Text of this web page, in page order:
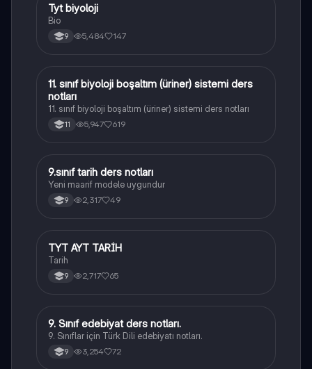
Biyoloji
Tyt biyoloji
Bio
9 5,484 147
Biyoloji
11. sınıf biyoloji boşaltım (üriner) sistemi ders
notları
11. sınıf biyoloji boşaltım (üriner) sistemi ders notları
11 5,947 619
Tarih
9.sınıf tarih ders notları
Yeni maarif modele uygundur
9 2,317 49
Tarih
TYT AYT TARİH
Tarih
9 2,717 65
Türk Dili ve Edebiyatı
9. Sınıf edebiyat ders notları.
9. Sınıflar için Türk Dili edebiyatı notları.
9 3,254 72